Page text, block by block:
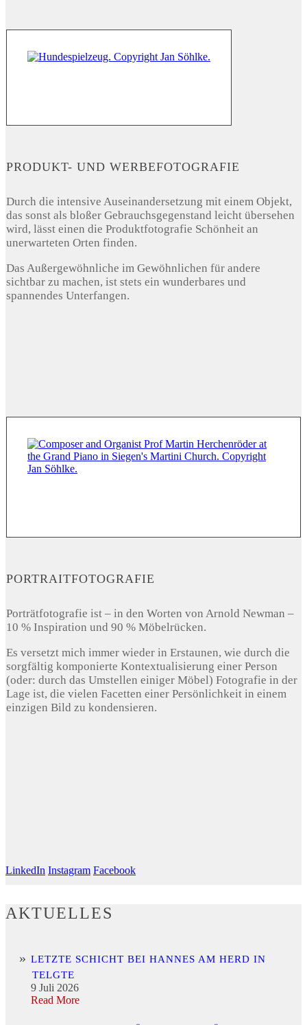
PRODUKT- UND WERBEFOTOGRAFIE
Durch die intensive Auseinandersetzung mit einem Objekt,
das sonst als bloßer Gebrauchsgegenstand leicht übersehen
wird, lässt einen die Produktfotografie Schönheit an
unerwarteten Orten finden.
Das Außergewöhnliche im Gewöhnlichen für andere
sichtbar zu machen, ist stets ein wunderbares und
spannendes Unterfangen.
PORTRAITFOTOGRAFIE
Porträtfotografie ist – in den Worten von Arnold Newman –
10 % Inspiration und 90 % Möbelrücken.
Es versetzt mich immer wieder in Erstaunen, wie durch die
sorgfältig komponierte Kontextualisierung einer Person
(oder: durch das Umstellen einiger Möbel) Fotografie in der
Lage ist, die vielen Facetten einer Persönlichkeit in einem
einzigen Bild zu kondensieren.
LinkedIn Instagram Facebook
AKTUELLES
LETZTE SCHICHT BEI HANNES AM HERD IN
TELGTE
9 Juli 2026
Read More